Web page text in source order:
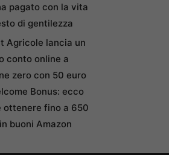
pagato con la vita
di gentilezza
Agricole lancia un
conto online a
zero con 50 euro
Bonus: ecco
ottenere fino a 650
buoni Amazon